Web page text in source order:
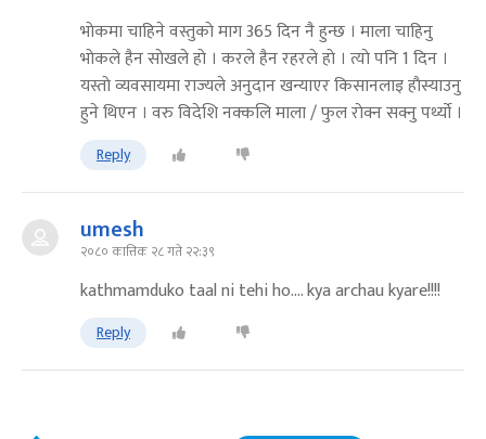
भाेकमा चाहिने वस्तुकाे माग 365 दिन नै हुन्छ । माला चाहिनु
भाेकले हैन साेखले हाे । करले हैन रहरले हाे । त्याे पनि 1 दिन ।
यस्ताे व्यवसायमा राज्यले अनुदान खन्याएर किसानलाइ हाैस्याउनु
हुने थिएन । वरु विदेशि नक्कलि माला / फुल राेक्न सक्नु पर्थ्याे ।
Reply
umesh
२०८० कात्तिक २८ गते २२:३९
kathmamduko taal ni tehi ho.... kya archau kyare!!!!
Reply